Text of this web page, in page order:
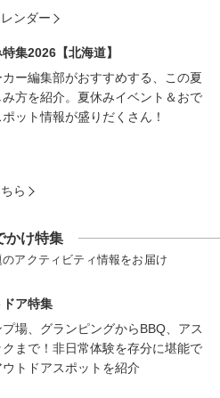
ンダー
集2026【北海道】
カー編集部がおすすめする、この夏
方を紹介。夏休みイベント＆おで
ット情報が盛りだくさん！
ら
かけ特集
アクティビティ情報をお届け
ドア特集
プ場、グランピングからBBQ、アス
クまで！非日常体験を存分に堪能で
ウトドアスポットを紹介